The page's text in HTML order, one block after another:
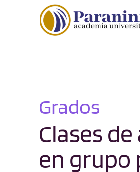
Grados
Clases
en grupo